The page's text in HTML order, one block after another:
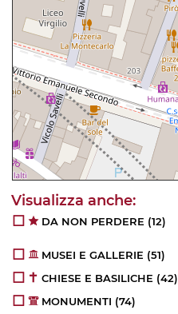
DA NON PERDERE (12)
MUSEI E GALLERIE (51)
CHIESE E BASILICHE (42)
MONUMENTI (74)